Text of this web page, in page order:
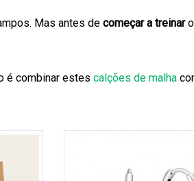
Mas antes de começar a treinaro
é combinar estes calções de malha